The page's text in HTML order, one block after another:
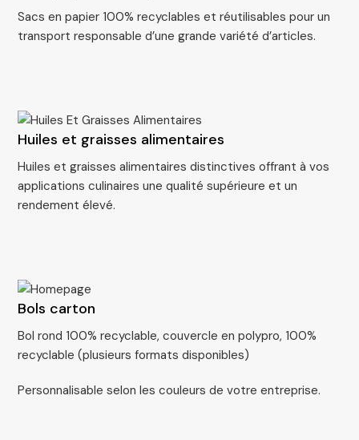
Sacs en papier 100% recyclables et réutilisables pour un
transport responsable d’une grande variété d’articles.
Huiles et graisses alimentaires
Huiles et graisses alimentaires distinctives offrant à vos
applications culinaires une qualité supérieure et un
rendement élevé.
Bols carton
Bol rond 100% recyclable, couvercle en polypro, 100%
recyclable (plusieurs formats disponibles)
Personnalisable selon les couleurs de votre entreprise.